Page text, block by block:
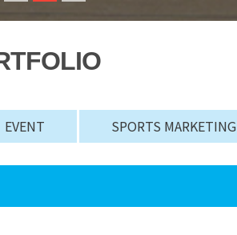
EVENT SPORTS MARKETING